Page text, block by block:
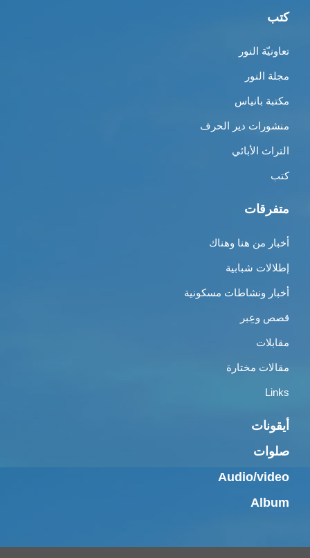
كتب
تعاونيّة النور
مجلة النور
مكتبة بانياس
منشورات دير الحرف
التراث الأبائي
كتب
متفرقات
أخبار من هنا وهناك
إطلالات شبابية
أخبار ونشاطات مسكونية
قصص وعِبر
مقابلات
مقالات مختارة
Links
أيقونات
صلوات
Audio/video
Album